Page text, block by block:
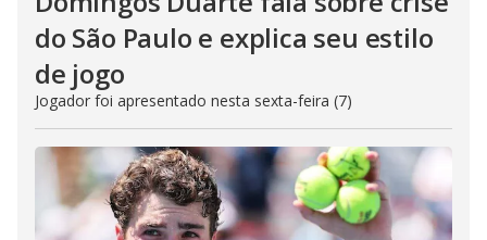
do São Paulo e explica seu estilo
de jogo
Jogador foi apresentado nesta sexta-feira (7)